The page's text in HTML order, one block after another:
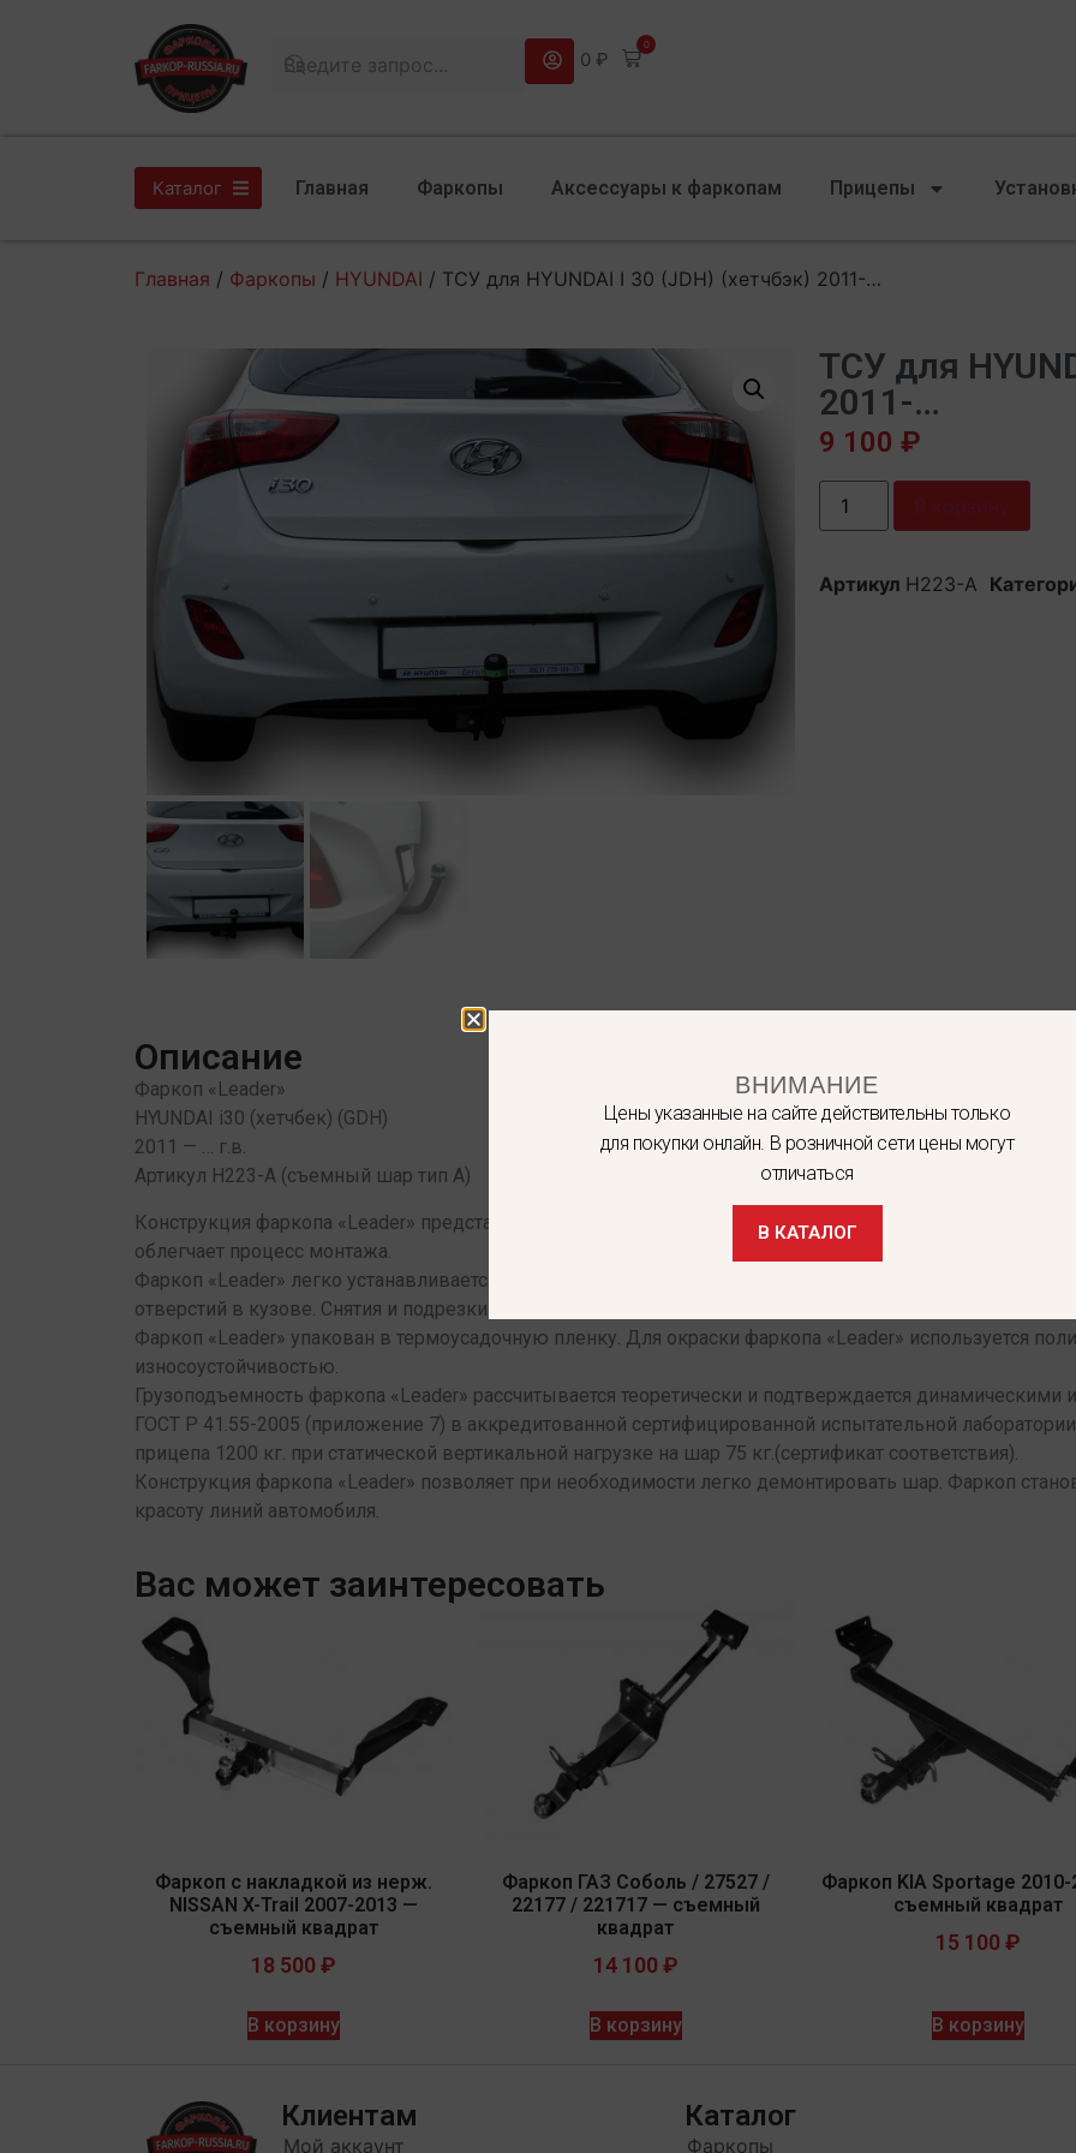
0 ₽
0
Каталог Главная Фаркопы Аксессуары к фаркопам Прицепы
Главная / Фаркопы / HYUNDAI / ТСУ для HYUNDAI I 30 (JDH) (хетчбэк) 2011-…
ТСУ для
2011-…
9 100 ₽
Артикул H223-A
Описание
Фаркоп «Leader»
HYUNDAI i30 (хетчбек) (GDH)
2011 — … г.в.
Артикул Н223-A (съемный шар тип A)
Конструкция фаркопа «Leader» представляет собой разборный вариант, что позволяет экономить
облегчает процесс монтажа.
Фаркоп «Leader» легко устанавливается на штатные места автомобиля, предусмотренные заводом-
отверстий в кузове. Снятия и подрезки бампера не требуется.
Фаркоп «Leader» упакован в термоусадочную пленку. Для окраски фаркопа «Leader» используется
износоустойчивостью.
Грузоподъемность фаркопа «Leader» рассчитывается теоретически и подтверждается
ГОСТ Р 41.55-2005 (приложение 7) в аккредитованной сертифицированной испытательной
прицепа 1200 кг. при статической вертикальной нагрузке на шар 75 кг.(сертификат соответствия).
Конструкция фаркопа «Leader» позволяет при необходимости легко демонтировать шар. Фаркоп
красоту линий автомобиля.
Вас может заинтересовать
Фаркоп с накладкой из нерж.
NISSAN X-Trail 2007-2013 —
съемный квадрат
18 500 ₽
В корзину
Фаркоп ГАЗ Соболь / 27527 /
22177 / 221717 — съемный
квадрат
14 100 ₽
В корзину
Фаркоп KIA Sportage
съемный квадрат
15 100 ₽
В корзину
Клиентам
Мой аккаунт
Каталог
Фаркопы
ВНИМАНИЕ
Цены указанные на сайте действительны только
для покупки онлайн. В розничной сети цены могут
отличаться
В КАТАЛОГ